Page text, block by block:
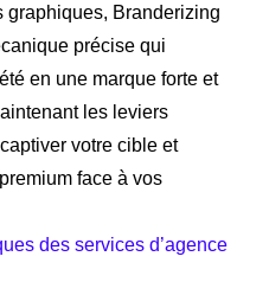
graphiques, Branderizing
précise qui
en une marque forte et
les leviers
votre cible et
face à vos
des services d’agence